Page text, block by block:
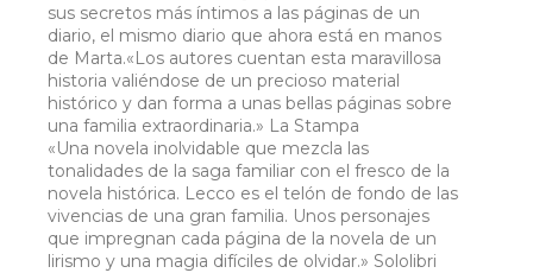
sus secretos más íntimos a las páginas de un
diario, el mismo diario que ahora está en manos
de Marta.«Los autores cuentan esta maravillosa
historia valiéndose de un precioso material
histórico y dan forma a unas bellas páginas sobre
una familia extraordinaria.» La Stampa
«Una novela inolvidable que mezcla las
tonalidades de la saga familiar con el fresco de la
novela histórica. Lecco es el telón de fondo de las
vivencias de una gran familia. Unos personajes
que impregnan cada página de la novela de un
lirismo y una magia difíciles de olvidar.» Sololibri